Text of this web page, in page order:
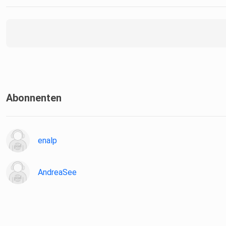
Abonnenten
enalp
AndreaSee